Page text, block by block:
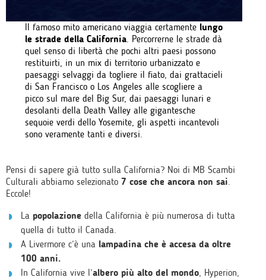
Il famoso mito americano viaggia certamente lungo
le strade della California. Percorrerne le strade dà
quel senso di libertà che pochi altri paesi possono
restituirti, in un mix di territorio urbanizzato e
paesaggi selvaggi da togliere il fiato, dai grattacieli
di San Francisco o Los Angeles alle scogliere a
picco sul mare del Big Sur, dai paesaggi lunari e
desolanti della Death Valley alle gigantesche
sequoie verdi dello Yosemite, gli aspetti incantevoli
sono veramente tanti e diversi.
Pensi di sapere già tutto sulla California? Noi di MB Scambi
Culturali abbiamo selezionato 7 cose che ancora non sai
Eccole!
La popolazione della California è più numerosa di tutta
quella di tutto il Canada.
A Livermore c’è una lampadina che è accesa da oltre
100 anni.
In California vive l’albero più alto del mondo , Hyperion,